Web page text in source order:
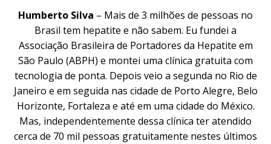
Humberto Silva – Mais de 3 milhões de pessoas no
Brasil tem hepatite e não sabem. Eu fundei a
Associação Brasileira de Portadores da Hepatite em
São Paulo (ABPH) e montei uma clínica gratuita com
tecnologia de ponta. Depois veio a segunda no Rio de
Janeiro e em seguida nas cidade de Porto Alegre, Belo
Horizonte, Fortaleza e até em uma cidade do México.
Mas, independentemente dessa clínica ter atendido
cerca de 70 mil pessoas gratuitamente nestes últimos